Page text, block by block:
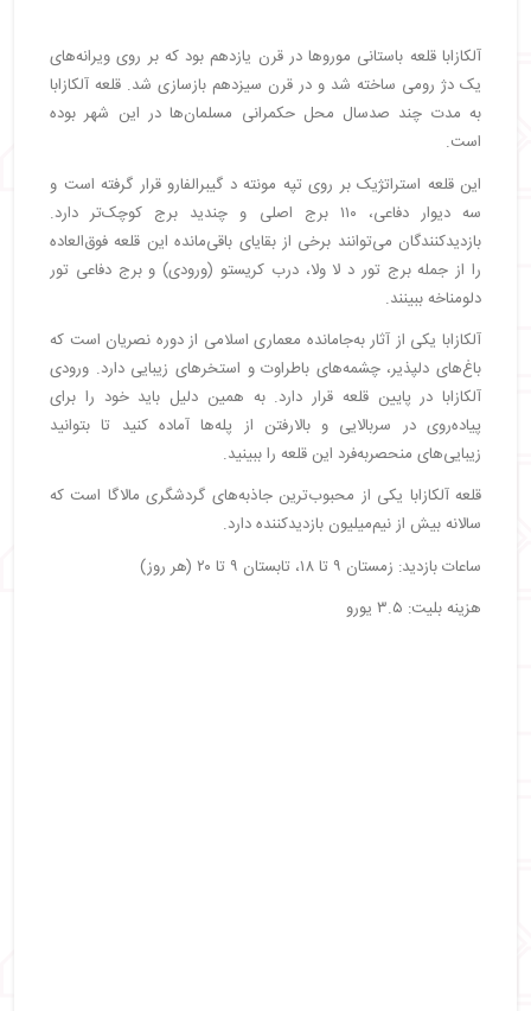
آلکازابا قلعه باستانی موروها در قرن یازدهم بود که بر روی ویرانه‌های
یک دژ رومی ساخته شد و در قرن سیزدهم بازسازی شد. قلعه آلکازابا
به مدت چند صدسال محل حکمرانی مسلمان‌ها در این شهر بوده
است.
این قلعه استراتژیک بر روی تپه مونته د گیبرالفارو قرار گرفته است و
سه دیوار دفاعی، ۱۱۰ برج اصلی و چندید برج کوچک‌تر دارد.
بازدیدکنندگان می‌توانند برخی از بقایای باقی‌مانده این قلعه فوق‌العاده
را از جمله برج تور د لا ولا، درب کریستو (ورودی) و برج دفاعی تور
دلومناخه ببینند.
آلکازابا یکی از آثار به‌جامانده معماری اسلامی از دوره نصریان است که
باغ‌های دلپذیر، چشمه‌های باطراوت و استخرهای زیبایی دارد. ورودی
آلکازابا در پایین قلعه قرار دارد. به همین دلیل باید خود را برای
پیاده‌روی در سربالایی و بالارفتن از پله‌ها آماده کنید تا بتوانید
زیبایی‌های منحصربه‌فرد این قلعه را ببینید.
قلعه آلکازابا یکی از محبوب‌ترین جاذبه‌های گردشگری مالاگا است که
سالانه بیش از نیم‌میلیون بازدیدکننده دارد.
ساعات بازدید: زمستان ۹ تا ۱۸، تابستان ۹ تا ۲۰ (هر روز)
هزینه بلیت: ۳.۵ یورو